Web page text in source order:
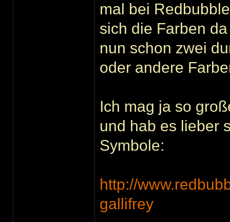
mal bei
sich die Farben
nun schon zwei
oder andere
Ich mag ja so
und hab es lieber
Symbole:
http://
gallifrey